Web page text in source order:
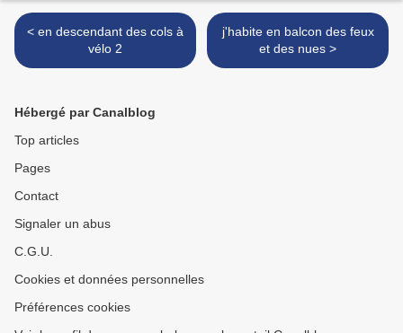
< en descendant des cols à
vélo 2
j'habite en balcon des feux
et des nues >
Hébergé par Canalblog
Top articles
Pages
Contact
Signaler un abus
C.G.U.
Cookies et données personnelles
Préférences cookies